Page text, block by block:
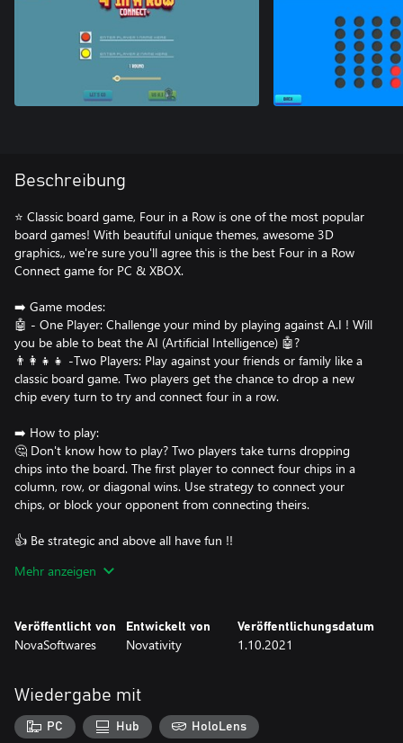
Beschreibung
⭐ Classic board game, Four in a Row is one of the most popular
board games! With beautiful unique themes, awesome 3D
graphics,, we're sure you'll agree this is the best Four in a Row
Connect game for PC & XBOX.
➡️ Game modes:
🤖 - One Player: Challenge your mind by playing against A.I ! Will
you be able to beat the AI (Artificial Intelligence) 🤖?
👨‍👩‍👧‍👧 -Two Players: Play against your friends or family like a
classic board game. Two players get the chance to drop a new
chip every turn to try and connect four in a row.
➡️ How to play:
🤔 Don't know how to play? Two players take turns dropping
chips into the board. The first player to connect four chips in a
column, row, or diagonal wins. Use strategy to connect your
chips, or block your opponent from connecting theirs.
👍 Be strategic and above all have fun !!
⭐ Full game : 🛑 NO advertising, NO in-app Purchases, NO
Mehr anzeigen
Veröffentlicht von
NovaSoftwares
Entwickelt von
Novativity
Veröffentlichungsdatum
1.10.2021
Wiedergabe mit
PC Hub HoloLens